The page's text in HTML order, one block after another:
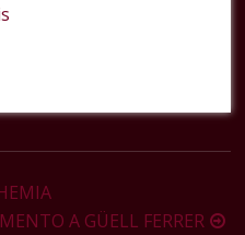
A GÜELL FERRER